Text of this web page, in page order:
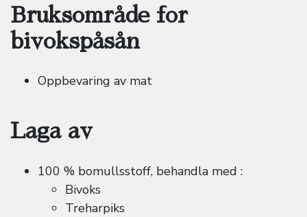
Bruksområde for
bivokspåsån
Oppbevaring av mat
Laga av
100 % bomullsstoff, behandla med :
Bivoks
Treharpiks